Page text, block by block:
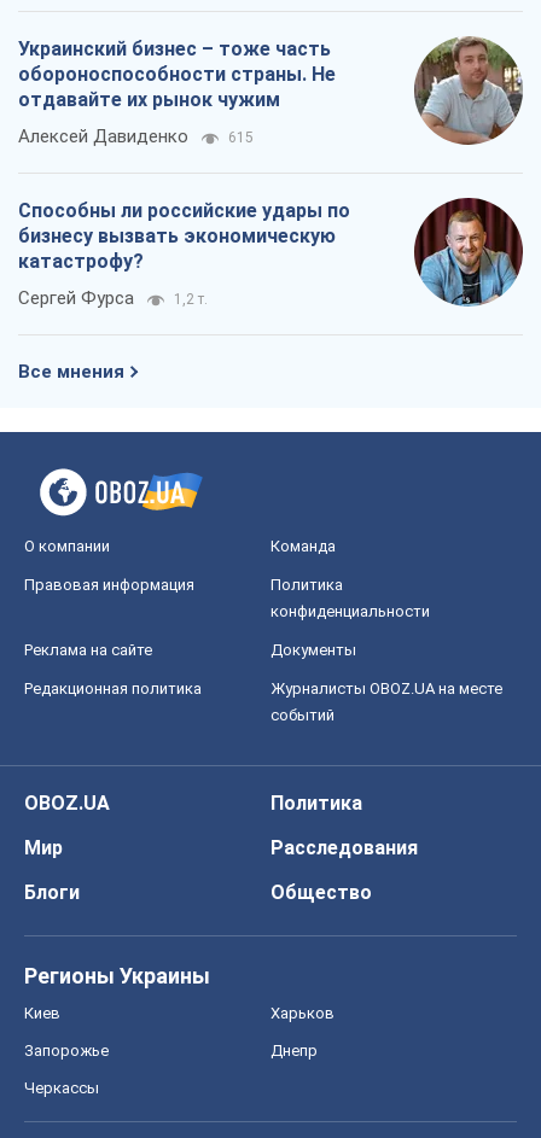
Украинский бизнес – тоже часть
обороноспособности страны. Не
отдавайте их рынок чужим
Алексей Давиденко 615
Способны ли российские удары по
бизнесу вызвать экономическую
катастрофу?
Сергей Фурса 1,2 т.
Все мнения
О компании Команда
Правовая информация
Политика
конфиденциальности
Реклама на сайте Документы
Редакционная политика
Журналисты OBOZ.UA на месте
событий
OBOZ.UA
Политика
Мир
Расследования
Блоги
Общество
Регионы Украины
Киев Харьков
Запорожье Днепр
Черкассы